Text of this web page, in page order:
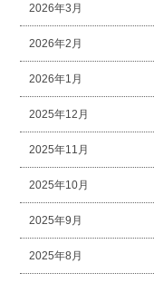
2026年3月
2026年2月
2026年1月
2025年12月
2025年11月
2025年10月
2025年9月
2025年8月